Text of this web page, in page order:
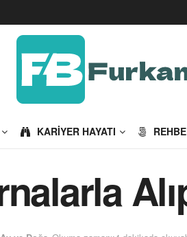
KARIYER HAYATI